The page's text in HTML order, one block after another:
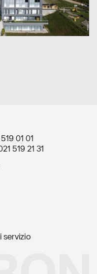
01 01
519 21 31
servizio